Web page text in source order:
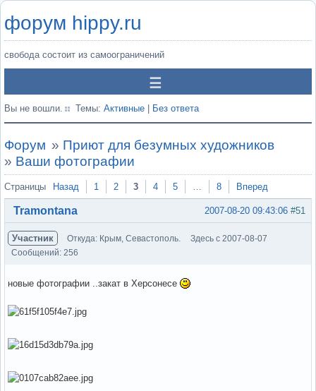
форум hippy.ru
свобода состоит из самоограничений
Вы не вошли. Темы: Активные Без ответа
Форум » Приют для безумных художников
» Ваши фотографии
Страницы Назад 1 2 3 4 5 … 8 Вперед
#51
2007-08-20 09:43:06
Tramontana
Участник Откуда: Крым, Севастополь.
Здесь с 2007-08-07
Сообщений: 256
новые фотографии ..закат в Херсонесе